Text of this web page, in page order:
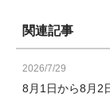
関連記事
2026/7/29
8月1日から8月2